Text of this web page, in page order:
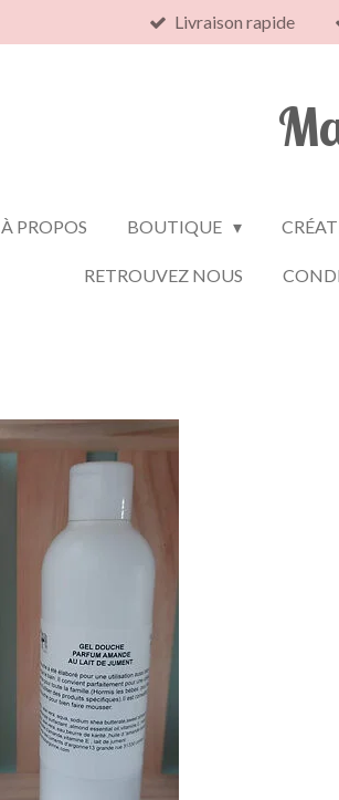
Livraison rapide
À PROPOS BOUTIQUE
RETROUVEZ NOUS